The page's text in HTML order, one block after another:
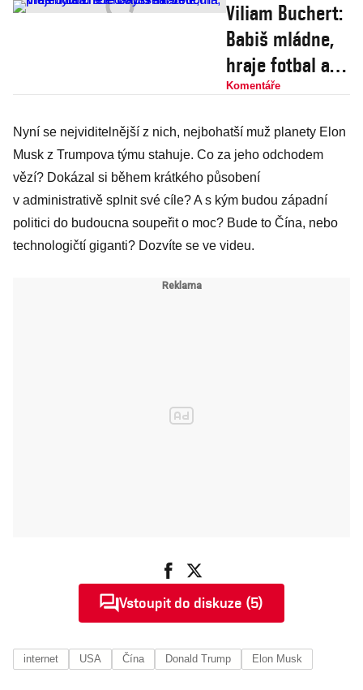
Viliam Buchert:
Babiš mládne,
hraje fotbal a
teď vysvětlí
byla zničena
hříšná Sodoma
Komentáře
Nyní se nejviditelnější z nich, nejbohatší muž planety Elon
Musk z Trumpova týmu stahuje. Co za jeho odchodem
vězí? Dokázal si během krátkého působení
v administrativě splnit své cíle? A s kým budou západní
politici do budoucna soupeřit o moc? Bude to Čína, nebo
technologičtí giganti? Dozvíte se ve videu.
Vstoupit do diskuze (5)
internet USA Čína Donald Trump Elon Musk